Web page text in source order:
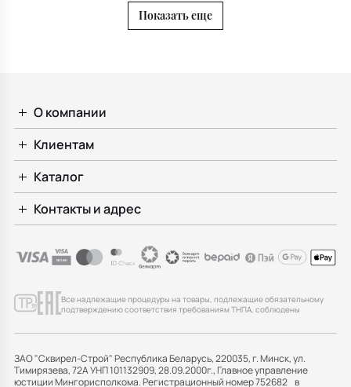
Показать еще
О компании
Клиентам
Каталог
Контакты и адрес
Все надлежащие процедуры на товары, подлежащие обязательному
подтверждению соответствия требованиям ТНПА, соблюдены
ЗАО "Сквирел-Строй" Республика Беларусь, 220035, г. Минск, ул.
Тимирязева, 72А УНП 101132909, 28.09.2000г., Главное управление
юстиции Мингорисполкома. Регистрационный номер 752682 в